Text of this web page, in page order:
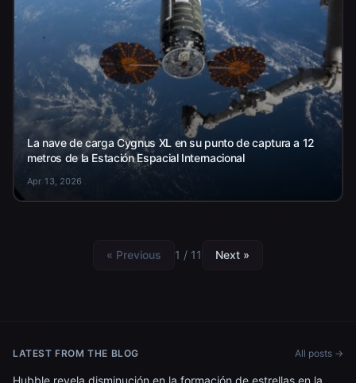
La nave de carga Cygnus XL en su punto de captura a 12
metros de la Estación Espacial Internacional
Apr 13, 2026
« Previous 1 / 11 Next »
LATEST FROM THE BLOG All posts →
Hubble revela disminución en la formación de estrellas en la